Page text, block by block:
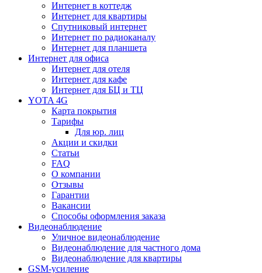
Интернет в коттедж
Интернет для квартиры
Спутниковый интернет
Интернет по радиоканалу
Интернет для планшета
Интернет для офиса
Интернет для отеля
Интернет для кафе
Интернет для БЦ и ТЦ
YOTA 4G
Карта покрытия
Тарифы
Для юр. лиц
Акции и скидки
Статьи
FAQ
О компании
Отзывы
Гарантии
Вакансии
Способы оформления заказа
Видеонаблюдение
Уличное видеонаблюдение
Видеонаблюдение для частного дома
Видеонаблюдение для квартиры
GSM-усиление